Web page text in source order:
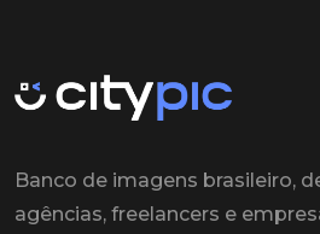
Banco de imagens brasileiro,
agências, freelancers e